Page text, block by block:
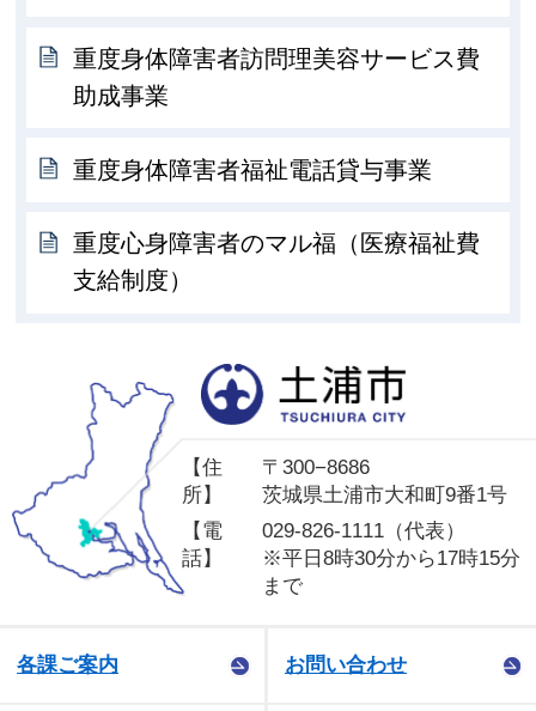
重度身体障害者訪問理美容サービス費
助成事業
重度身体障害者福祉電話貸与事業
重度心身障害者のマル福（医療福祉費
支給制度）
【住
所】
〒300−8686
茨城県土浦市大和町9番1号
【電
話】
029-826-1111（代表）
※平日8時30分から17時15分
まで
各課ご案内 お問い合わせ